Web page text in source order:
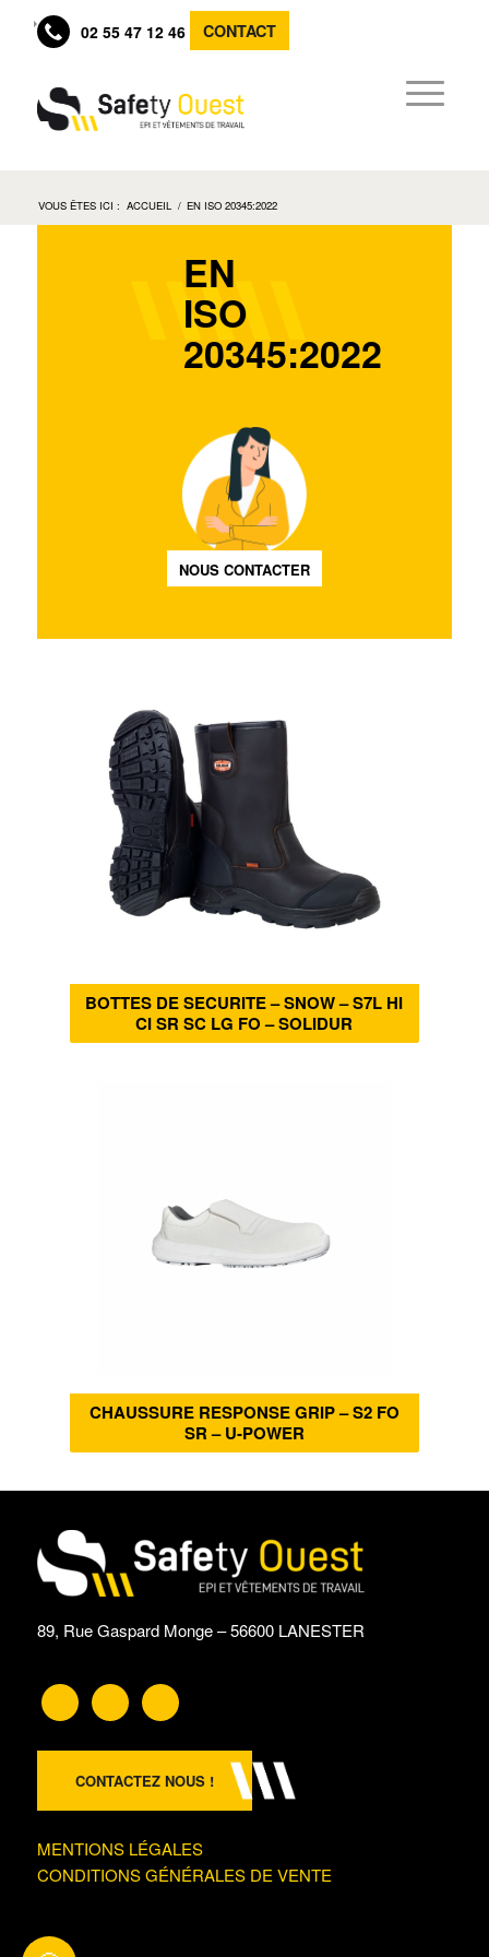
02 55 47 12 46 CONTACT
VOUS ÊTES ICI : ACCUEIL / EN ISO 20345:2022
EN
ISO
20345:2022
NOUS CONTACTER
BOTTES DE SECURITE – SNOW – S7L HI
CI SR SC LG FO – SOLIDUR
CHAUSSURE RESPONSE GRIP – S2 FO
SR – U-POWER
89, Rue Gaspard Monge – 56600 LANESTER
CONTACTEZ NOUS !
MENTIONS LÉGALES
CONDITIONS GÉNÉRALES DE VENTE